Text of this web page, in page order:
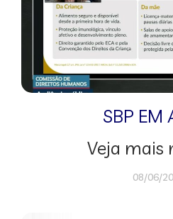
SBP EM
Veja mais
08/06/